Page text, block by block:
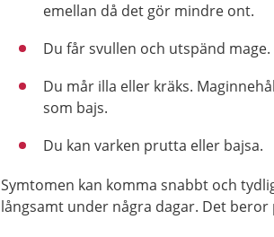
emellan då det gör mindre ont.
Du får svullen och utspänd mage.
Du mår illa eller kräks.
som bajs.
Du kan varken prutta eller bajsa.
Symtomen kan komma snabbt och
långsamt under några dagar. Det